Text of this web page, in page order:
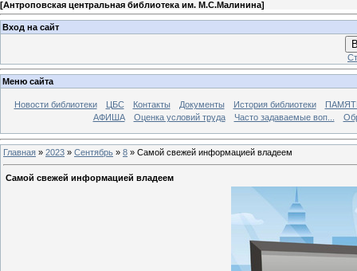
[Антроповская центральная библиотека им. М.С.Малинина]
Вход на сайт
Меню сайта
Новости библиотеки ЦБС Контакты Документы История библиотеки
АФИША
Оценка условий труда Часто задаваемые воп...
Главная » 2023 » Сентябрь » 8 » Самой свежей информацией владеем
Самой свежей информацией владеем